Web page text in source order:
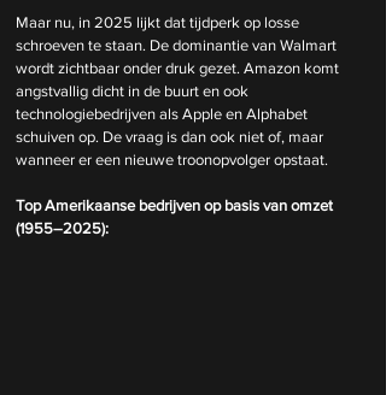
Maar nu, in 2025 lijkt dat tijdperk op losse
schroeven te staan. De dominantie van Walmart
wordt zichtbaar onder druk gezet. Amazon komt
angstvallig dicht in de buurt en ook
technologiebedrijven als Apple en Alphabet
schuiven op. De vraag is dan ook niet of, maar
wanneer er een nieuwe troonopvolger opstaat.
Top Amerikaanse bedrijven op basis van omzet
(1955–2025):